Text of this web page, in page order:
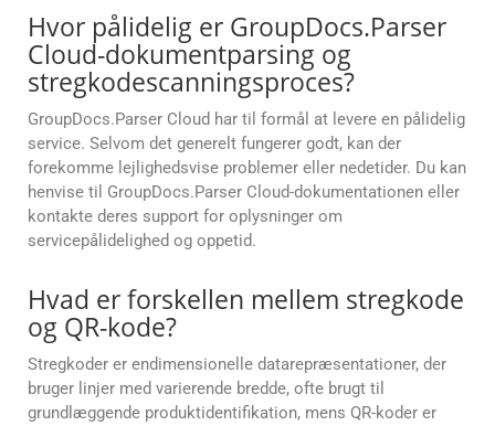
Hvor pålidelig er GroupDocs.Parser
Cloud-dokumentparsing og
stregkodescanningsproces?
GroupDocs.Parser Cloud har til formål at levere en pålidelig
service. Selvom det generelt fungerer godt, kan der
forekomme lejlighedsvise problemer eller nedetider. Du kan
henvise til GroupDocs.Parser Cloud-dokumentationen eller
kontakte deres support for oplysninger om
servicepålidelighed og oppetid.
Hvad er forskellen mellem stregkode
og QR-kode?
Stregkoder er endimensionelle datarepræsentationer, der
bruger linjer med varierende bredde, ofte brugt til
grundlæggende produktidentifikation, mens QR-koder er